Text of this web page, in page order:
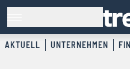
AKTUELL UNTERNEHMEN